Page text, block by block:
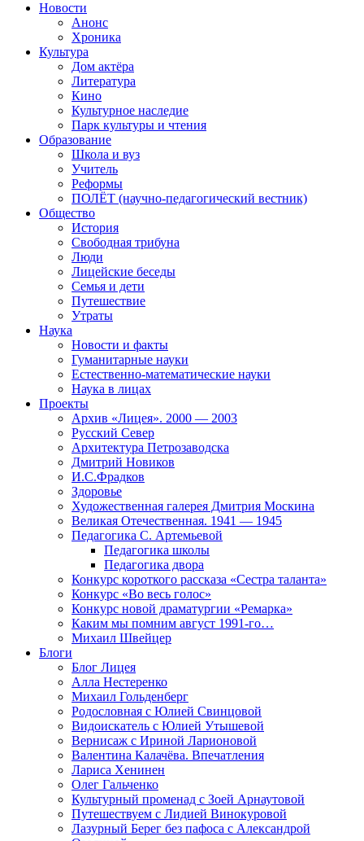
Новости
Анонс
Хроника
Культура
Дом актёра
Литература
Кино
Культурное наследие
Парк культуры и чтения
Образование
Школа и вуз
Учитель
Реформы
ПОЛЁТ (научно-педагогический вестник)
Общество
История
Свободная трибуна
Люди
Лицейские беседы
Семья и дети
Путешествие
Утраты
Наука
Новости и факты
Гуманитарные науки
Естественно-математические науки
Наука в лицах
Проекты
Архив «Лицея». 2000 — 2003
Русский Север
Архитектура Петрозаводска
Дмитрий Новиков
И.С.Фрадков
Здоровье
Художественная галерея Дмитрия Москина
Великая Отечественная. 1941 — 1945
Педагогика С. Артемьевой
Педагогика школы
Педагогика двора
Конкурс короткого рассказа «Сестра таланта»
Конкурс «Во весь голос»
Конкурс новой драматургии «Ремарка»
Каким мы помним август 1991-го…
Михаил Швейцер
Блоги
Блог Лицея
Алла Нестеренко
Михаил Гольденберг
Родословная с Юлией Свинцовой
Видоискатель с Юлией Утышевой
Вернисаж с Ириной Ларионовой
Валентина Калачёва. Впечатления
Лариса Хенинен
Олег Гальченко
Культурный променад с Зоей Арнаутовой
Путешествуем с Лидией Винокуровой
Лазурный Берег без пафоса с Александрой